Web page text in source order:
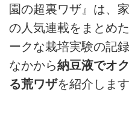
園の超裏ワザ』は、
の人気連載をまとめ
ークな栽培実験の記
なかから納豆液でオ
る荒ワザを紹介します